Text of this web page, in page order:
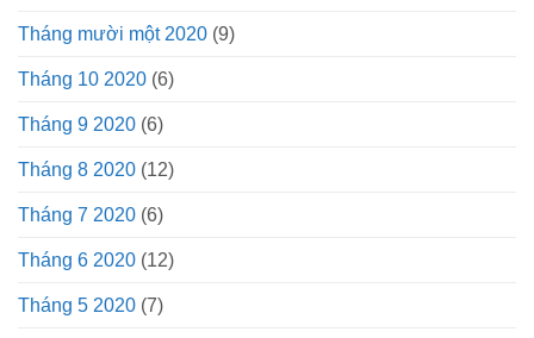
Tháng mười một 2020 (9)
Tháng 10 2020 (6)
Tháng 9 2020 (6)
Tháng 8 2020 (12)
Tháng 7 2020 (6)
Tháng 6 2020 (12)
Tháng 5 2020 (7)